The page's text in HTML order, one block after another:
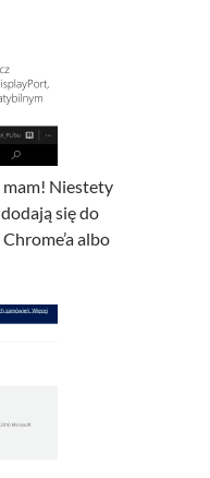
mam! Niestety
się do
albo